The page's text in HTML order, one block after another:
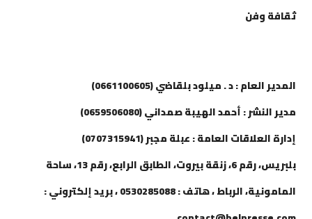
ثقافة وفن
المدير العام : د . ميلود بلقاضي (0661100605)
مدير النشر : أحمد الهيبة صمداني (0659506080)
إدارة العلاقات العامة : عبلة مجبر (0707315941)
بلبريس، رقم 6، زنقة بيروت، الطابق الرابع، رقم 13، ساحة
المامونية، الرباط ، هاتف : 0530285088 ، بريد إلكتروني :